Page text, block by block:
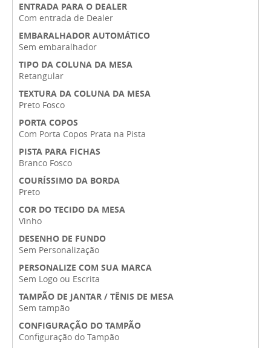
ENTRADA PARA O DEALER
Com entrada de Dealer
EMBARALHADOR AUTOMÁTICO
Sem embaralhador
TIPO DA COLUNA DA MESA
Retangular
TEXTURA DA COLUNA DA MESA
Preto Fosco
PORTA COPOS
Com Porta Copos Prata na Pista
PISTA PARA FICHAS
Branco Fosco
COURÍSSIMO DA BORDA
Preto
COR DO TECIDO DA MESA
Vinho
DESENHO DE FUNDO
Sem Personalização
PERSONALIZE COM SUA MARCA
Sem Logo ou Escrita
TAMPÃO DE JANTAR / TÊNIS DE MESA
Sem tampão
CONFIGURAÇÃO DO TAMPÃO
Configuração do Tampão